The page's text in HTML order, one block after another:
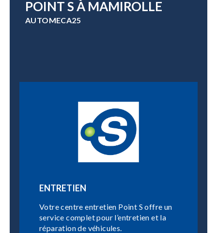
POINT S À MAMIROLLE
AUTOMECA25
ENTRETIEN
Votre centre entretien Point S offre un
service complet pour l’entretien et la
réparation de véhicules.